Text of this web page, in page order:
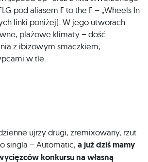
pod aliasem F to the F – „Wheels In
linki poniżej). W jego utworach
plażowe klimaty – dość
z ibizowym smaczkiem,
w tle.
ujrzy drugi, zremixowany, rzut
singla – Automatic, a już dziś mamy
konkursu na własną